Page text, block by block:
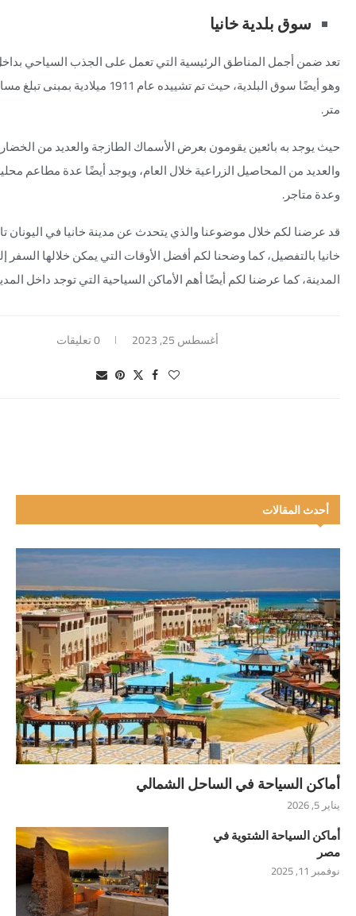
سوق بلدية خانيا
تعد ضمن أجمل المناطق الرئيسية التي تعمل على الجذب السياحي
متر.
حيث يوجد به بائعين يقومون بعرض الأسماك الطازجة والعديد من
والعديد من المحاصيل الزراعية خلال العام، ويوجد أيضًا عدة مطاعم
وعدة متاجر.
قد عرضنا لكم خلال موضوعنا والذي يتحدث عنمدينة خانيا في اليونان
خانيا بالتفصيل، كما وضحنا لكم أفضل الأوقات التي يمكن خلالها السفر
المدينة، كما عرضنا لكم أيضًا أهم الأماكن السياحية التي توجد داخل
أغسطس 25, 2023 0 تعليقات
أحدث المقالات
أماكن السياحة في الساحل الشمالي
يناير 5, 2026
أماكن السياحة الشتوية في
مصر
نوفمبر 11, 2025